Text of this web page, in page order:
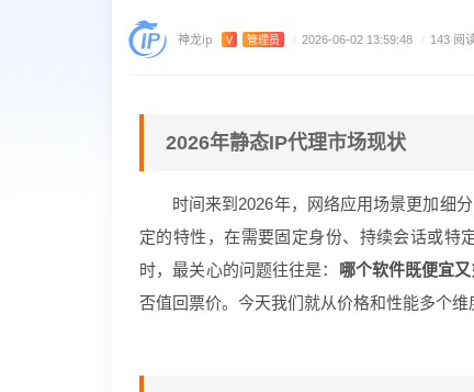
神龙ip V 管理员 / 2026-06-02 13:59:48 / 143 阅
2026年静态IP代理市场现状
时间来到2026年，网络应用场景更加细
定的特性，在需要固定身份、持续会话或特
时，最关心的问题往往是： 哪个软件既便宜又
否值回票价。今天我们就从价格和性能多个维